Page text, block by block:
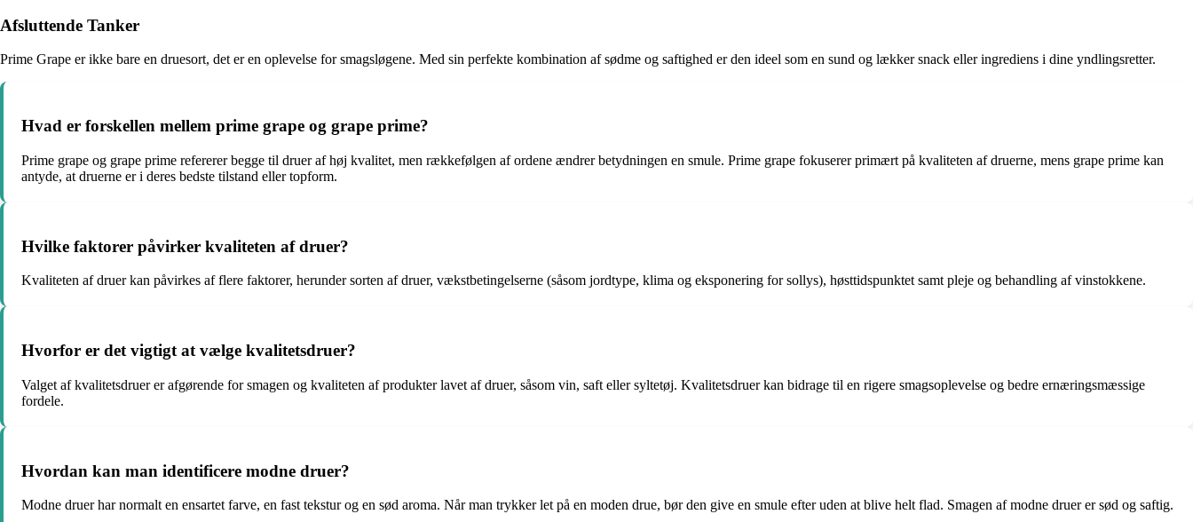
Afsluttende Tanker
Prime Grape er ikke bare en druesort, det er en oplevelse for smagsløgene. Med sin perfekte kombination af sødme og saftighed er den ideel som en sund og lækker snack eller ingrediens i dine yndlingsretter.
Hvad er forskellen mellem prime grape og grape prime?
Prime grape og grape prime refererer begge til druer af høj kvalitet, men rækkefølgen af ordene ændrer betydningen en smule. Prime grape fokuserer primært på kvaliteten af druerne, mens grape prime kan
antyde, at druerne er i deres bedste tilstand eller topform.
Hvilke faktorer påvirker kvaliteten af druer?
Kvaliteten af druer kan påvirkes af flere faktorer, herunder sorten af druer, vækstbetingelserne (såsom jordtype, klima og eksponering for sollys), høsttidspunktet samt pleje og behandling af vinstokkene.
Hvorfor er det vigtigt at vælge kvalitetsdruer?
Valget af kvalitetsdruer er afgørende for smagen og kvaliteten af produkter lavet af druer, såsom vin, saft eller syltetøj. Kvalitetsdruer kan bidrage til en rigere smagsoplevelse og bedre ernæringsmæssige
fordele.
Hvordan kan man identificere modne druer?
Modne druer har normalt en ensartet farve, en fast tekstur og en sød aroma. Når man trykker let på en moden drue, bør den give en smule efter uden at blive helt flad. Smagen af modne druer er sød og saftig.